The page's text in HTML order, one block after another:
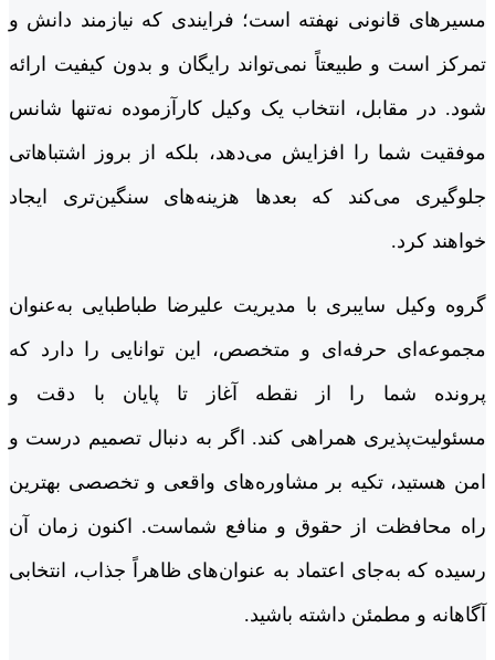
مسیرهای قانونی نهفته است؛ فرایندی که نیازمند دانش و
تمرکز است و طبیعتاً نمی‌تواند رایگان و بدون کیفیت ارائه
شود. در مقابل، انتخاب یک وکیل کارآزموده نه‌تنها شانس
موفقیت شما را افزایش می‌دهد، بلکه از بروز اشتباهاتی
جلوگیری می‌کند که بعدها هزینه‌های سنگین‌تری ایجاد
خواهند کرد.
گروه وکیل سایبری با مدیریت علیرضا طباطبایی به‌عنوان
مجموعه‌ای حرفه‌ای و متخصص، این توانایی را دارد که
پرونده شما را از نقطه آغاز تا پایان با دقت و
مسئولیت‌پذیری همراهی کند. اگر به دنبال تصمیم درست و
امن هستید، تکیه بر مشاوره‌های واقعی و تخصصی بهترین
راه محافظت از حقوق و منافع شماست. اکنون زمان آن
رسیده که به‌جای اعتماد به عنوان‌های ظاهراً جذاب، انتخابی
آگاهانه و مطمئن داشته باشید.